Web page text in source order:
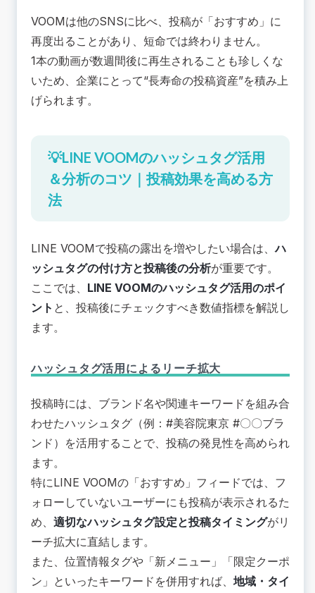
VOOMは他のSNSに比べ、投稿が「おすすめ」に
再度出ることがあり、短命では終わりません。
1本の動画が数週間後に再生されることも珍しくな
いため、企業にとって“長寿命の投稿資産”を積み上
げられます。
💡LINE VOOMのハッシュタグ活用
＆分析のコツ｜投稿効果を高める方
法
LINE VOOMで投稿の露出を増やしたい場合は、ハ
ッシュタグの付け方と投稿後の分析が重要です。
ここでは、 LINE VOOMのハッシュタグ活用のポイ
ント と、投稿後にチェックすべき数値指標を解説し
ます。
ハッシュタグ活用によるリーチ拡大
投稿時には、ブランド名や関連キーワードを組み合
わせたハッシュタグ（例：#美容院東京 #〇〇ブラ
ンド）を活用することで、投稿の発見性を高められ
ます。
特にLINE VOOMの「おすすめ」フィードでは、フ
ォローしていないユーザーにも投稿が表示されるた
め、 適切なハッシュタグ設定と投稿タイミングがリ
ーチ拡大に直結します。
また、位置情報タグや「新メニュー」「限定クーポ
ン」といったキーワードを併用すれば、 地域・タイ